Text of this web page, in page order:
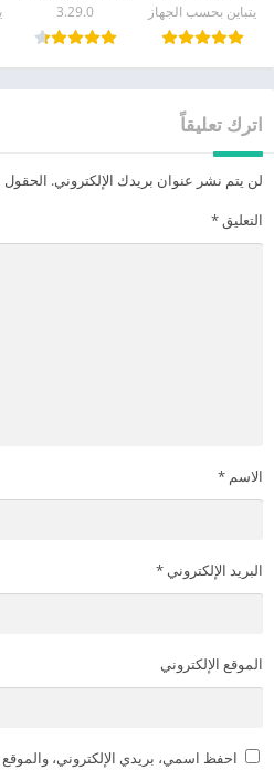
يتباين بحسب الجهاز 3.29.0
اترك تعليقاً
لن يتم نشر عنوان بريدك الإلكتروني. الحقول
التعليق *
الاسم *
البريد الإلكتروني *
الموقع الإلكتروني
احفظ اسمي، بريدي الإلكتروني،